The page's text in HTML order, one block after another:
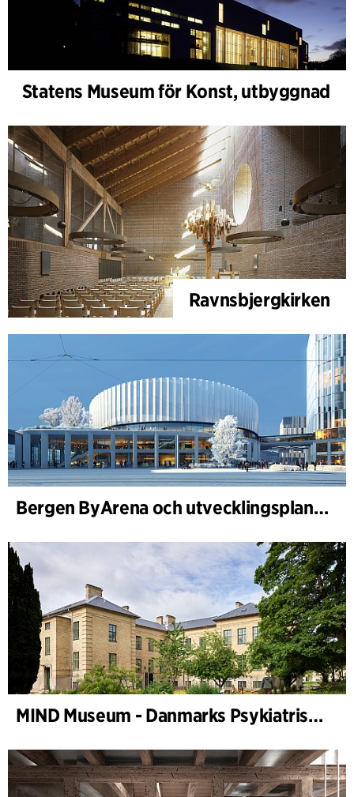
Statens Museum för Konst, utbyggnad
Ravnsbjergkirken
Bergen ByArena och utvecklingsplan för Nygårdstangen
MIND Museum - Danmarks Psykiatriske Museum